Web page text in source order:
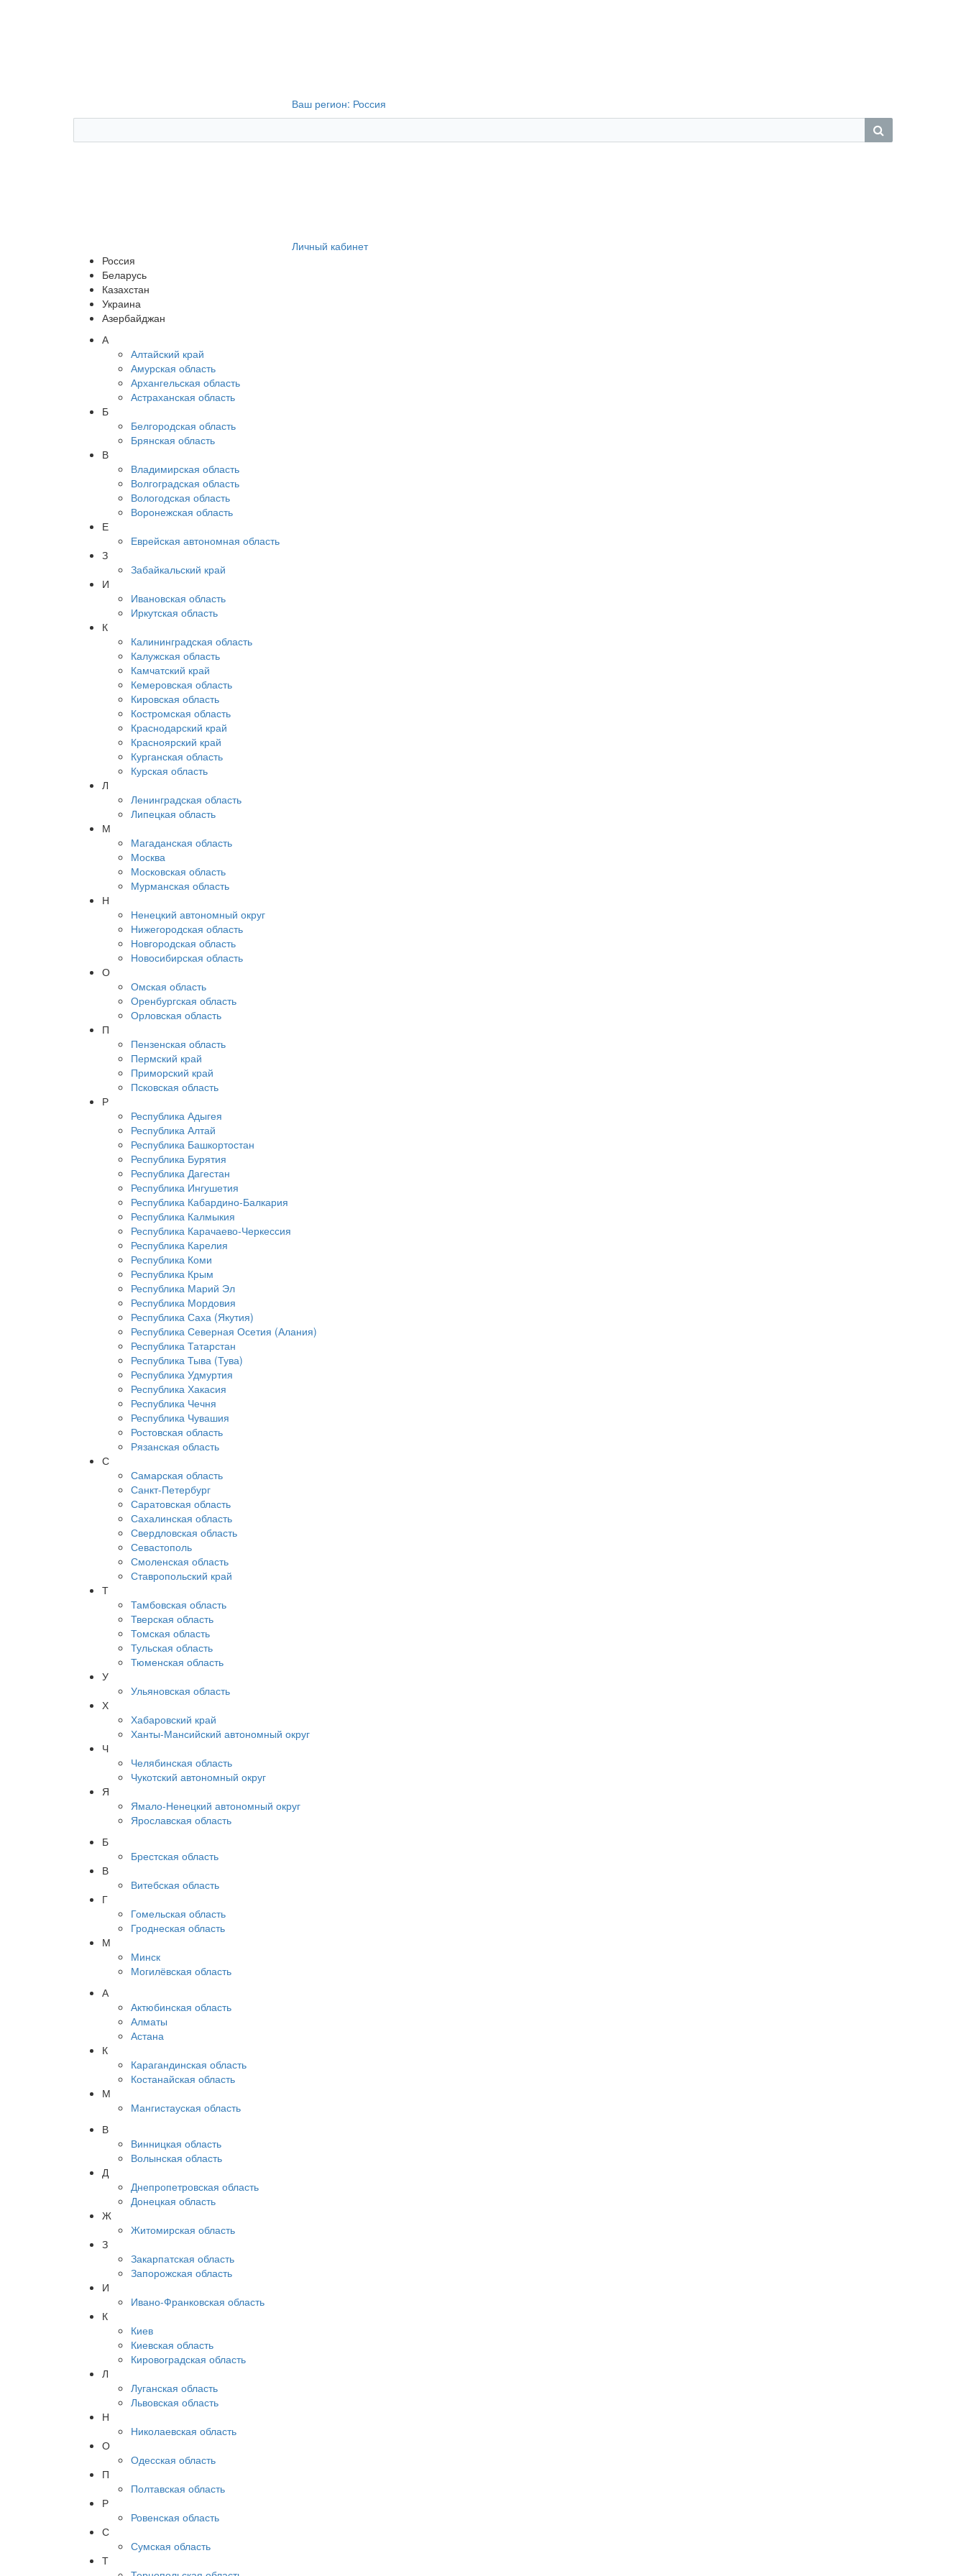
Ваш регион: Россия
Личный кабинет
Россия
Беларусь
Казахстан
Украина
Азербайджан
А
Алтайский край
Амурская область
Архангельская область
Астраханская область
Б
Белгородская область
Брянская область
В
Владимирская область
Волгоградская область
Вологодская область
Воронежская область
Е
Еврейская автономная область
З
Забайкальский край
И
Ивановская область
Иркутская область
К
Калининградская область
Калужская область
Камчатский край
Кемеровская область
Кировская область
Костромская область
Краснодарский край
Красноярский край
Курганская область
Курская область
Л
Ленинградская область
Липецкая область
М
Магаданская область
Москва
Московская область
Мурманская область
Н
Ненецкий автономный округ
Нижегородская область
Новгородская область
Новосибирская область
О
Омская область
Оренбургская область
Орловская область
П
Пензенская область
Пермский край
Приморский край
Псковская область
Р
Республика Адыгея
Республика Алтай
Республика Башкортостан
Республика Бурятия
Республика Дагестан
Республика Ингушетия
Республика Кабардино-Балкария
Республика Калмыкия
Республика Карачаево-Черкессия
Республика Карелия
Республика Коми
Республика Крым
Республика Марий Эл
Республика Мордовия
Республика Саха (Якутия)
Республика Северная Осетия (Алания)
Республика Татарстан
Республика Тыва (Тува)
Республика Удмуртия
Республика Хакасия
Республика Чечня
Республика Чувашия
Ростовская область
Рязанская область
С
Самарская область
Санкт-Петербург
Саратовская область
Сахалинская область
Свердловская область
Севастополь
Смоленская область
Ставропольский край
Т
Тамбовская область
Тверская область
Томская область
Тульская область
Тюменская область
У
Ульяновская область
Х
Хабаровский край
Ханты-Мансийский автономный округ
Ч
Челябинская область
Чукотский автономный округ
Я
Ямало-Ненецкий автономный округ
Ярославская область
Б
Брестская область
В
Витебская область
Г
Гомельская область
Гроднеская область
М
Минск
Могилёвская область
А
Актюбинская область
Алматы
Астана
К
Карагандинская область
Костанайская область
М
Мангистауская область
В
Винницкая область
Волынская область
Д
Днепропетровская область
Донецкая область
Ж
Житомирская область
З
Закарпатская область
Запорожская область
И
Ивано-Франковская область
К
Киев
Киевская область
Кировоградская область
Л
Луганская область
Львовская область
Н
Николаевская область
О
Одесская область
П
Полтавская область
Р
Ровенская область
С
Сумская область
Т